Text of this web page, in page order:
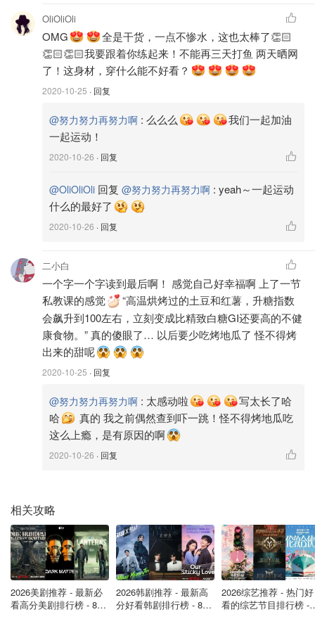
作者Jeff Nippard是一位专业健身人士和教练，也是我个人
follow了很久的Youtuber。他的youtube channel分享以科学
研究为基础的健身知识和营养学知识，目前有2.18M
subscriber。他所设计的这款臀部增肌项目，是他所有项目
中最热门的一款，提供了为期八周，每周三天Lower Body
和两天Upper Body的所有训练安排。前六周是积累期
（Accumulation Phase），重点在积累训练量以促使肌肉
力量加强，后两周是减负期（Deload/ Deload week），降
低训练量和训练强度的训练周，目地是为了给肌肉修复增长
根据他提供的一周五天训练计划，我的一周训练规划是：
周一：Lower Body
周三：Rest Day
周四：Lower Body
周五：Upper Body
周六：Lower Body
有小伙伴可能会问，既然是臀部增肌训练，为什么还需要练
上半身呢？因为健身是要锻炼到身体各部位肌肉，这样身材
比例才会均匀。而且单独练习下半身会造成身体肌肉不均
训练计划测评
我个人跑下来的感受是，这份训练计划对臀部增肌和力量提
升效果都很明显。Lower Body Day的动作安排合理，每日
的训练容量安排也非常合理。它把Strtchers, Activators 和
Pumpers的动作合理的安排到每一天，不尽让肌肉得到全面
OliOliOli
OMG
全是干货，一点不惨水，这也太棒了👏🏻
👏🏻👏🏻我要跟着你练起来！不能再三天打鱼 两天晒网
了！这身材，穿什么能不好看？
2020-10-25 · 回复
@努力努力再努力啊 : 么么么
我们一起加油
一起运动！
2020-10-26 · 回复
@OliOliOli 回复 @努力努力再努力啊 : yeah～一起运动
什么的最好了
2020-10-26 · 回复
二小白
一个字一个字读到最后啊！ 感觉自己好幸福啊 上了一节
私教课的感觉
“高温烘烤过的土豆和红薯，升糖指数
会飙升到100左右，立刻变成比精致白糖GI还要高的不健
康食物。” 真的傻眼了… 以后要少吃烤地瓜了 怪不得烤
出来的甜呢
2020-10-25 · 回复
@努力努力再努力啊 : 太感动啦
写太长了哈
哈
真的 我之前偶然查到吓一跳！怪不得烤地瓜吃
这么上瘾，是有原因的啊
2020-10-26 · 回复
相关攻略
2026美剧推荐 - 最新必
看高分美剧排行榜 - 8月
2026韩剧推荐 - 最新高
分好看韩剧排行榜 - 8月
2026综艺推荐 - 热门好
看的综艺节目排行榜 -